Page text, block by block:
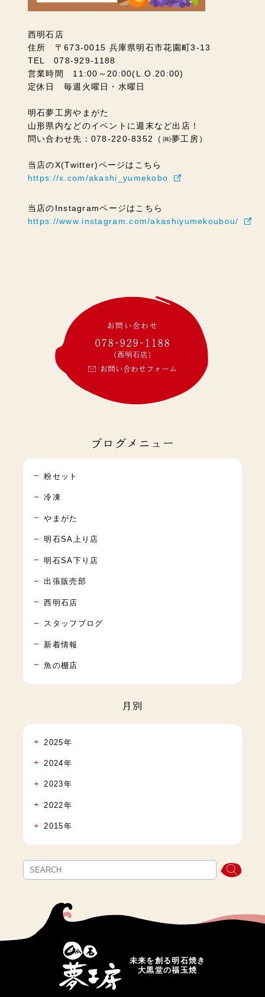
西明石店
住所 〒673-0015 兵庫県明石市花園町3-13
TEL 078-929-1188
営業時間 11:00～20:00(L.O.20:00)
定休日 毎週火曜日・水曜日
明石夢工房やまがた
山形県内などのイベントに週末など出店！
問い合わせ先：078-220-8352（㈱夢工房）
当店のX(Twitter)ページはこちら
https://x.com/akashi_yumekobo
当店のInstagramページはこちら
https://www.instagram.com/akashiyumekoubou/
お問い合わせ
078-929-1188
(西明石店)
お問い合わせフォーム
ブログメニュー
粉セット
冷凍
やまがた
明石SA上り店
明石SA下り店
出張販売部
西明石店
スタッフブログ
新着情報
魚の棚店
月別
2025年
2024年
2023年
2022年
2015年
未来を創る明石焼き
大黒堂の福玉焼